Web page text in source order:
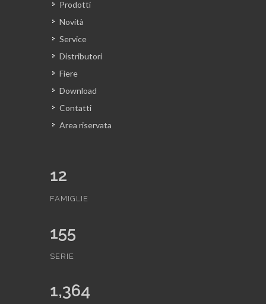
Prodotti
Novità
Service
Distributori
Fiere
Download
Contatti
Area riservata
12
FAMIGLIE
155
SERIE
1,364